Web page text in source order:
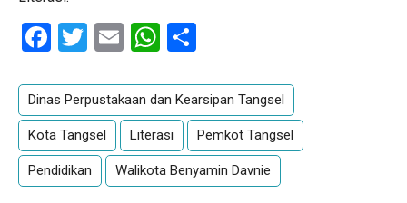
Facebook
Twitter
EmailWhatsApp
Dinas Perpustakaan dan Kearsipan Tangsel
Kota Tangsel Literasi Pemkot Tangsel
Pendidikan Walikota Benyamin Davnie